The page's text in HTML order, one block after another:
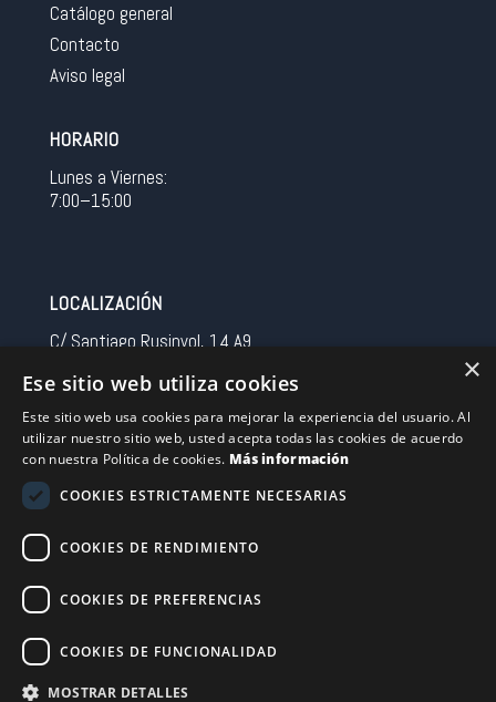
Catálogo general
Contacto
Aviso legal
HORARIO
Lunes a Viernes:
7:00–15:00
LOCALIZACIÓN
C/ Santiago Rusinyol, 14 A9
Spain
CONTACTO
Tel 0034 93 713 37 30
sermovil@sertronic.es
Acceso intranet para representantes
×
Ese sitio web utiliza cookies
Este sitio web usa cookies para mejorar la experiencia del usuario. Al
utilizar nuestro sitio web, usted acepta todas las cookies de acuerdo
con nuestra Política de cookies. Más información
COOKIES ESTRICTAMENTE NECESARIAS
COOKIES DE RENDIMIENTO
COOKIES DE PREFERENCIAS
COOKIES DE FUNCIONALIDAD
MOSTRAR DETALLES